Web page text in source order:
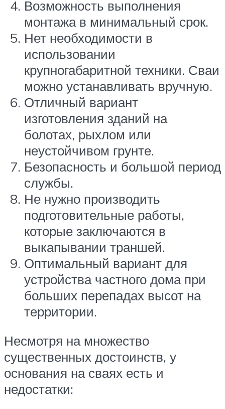
Возможность выполнения
монтажа в минимальный срок.
Нет необходимости в
использовании
крупногабаритной техники. Сваи
можно устанавливать вручную.
Отличный вариант
изготовления зданий на
болотах, рыхлом или
неустойчивом грунте.
Безопасность и большой период
службы.
Не нужно производить
подготовительные работы,
которые заключаются в
выкапывании траншей.
Оптимальный вариант для
устройства частного дома при
больших перепадах высот на
территории.
Несмотря на множество
существенных достоинств, у
основания на сваях есть и
недостатки: